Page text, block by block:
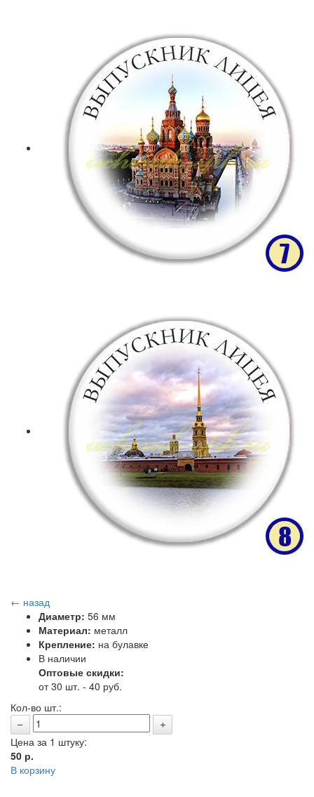
← назад
Диаметр: 56 мм
Материал: металл
Крепление: на булавке
В наличии
Оптовые скидки:
от 30 шт. - 40 руб.
Кол-во шт.:
Цена за 1 штуку:
50 р.
В корзину